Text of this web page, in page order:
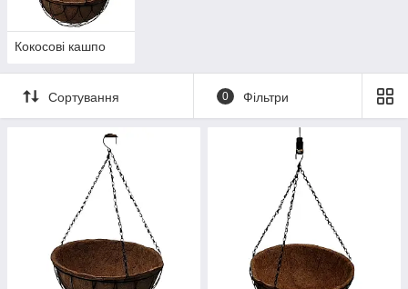
Кокосові кашпо
Сортування 0 Фільтри